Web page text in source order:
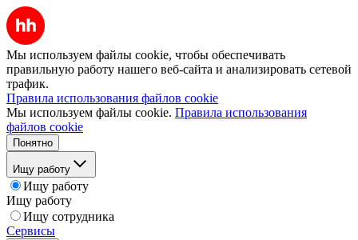
Мы используем файлы cookie, чтобы обеспечивать
правильную работу нашего веб-сайта и анализировать сетевой
трафик.
Правила использования файлов cookie
Мы используем файлы cookie. Правила использования
файлов cookie
Понятно
Ищу работу
Ищу работу
Ищу работу
Ищу сотрудника
Сервисы